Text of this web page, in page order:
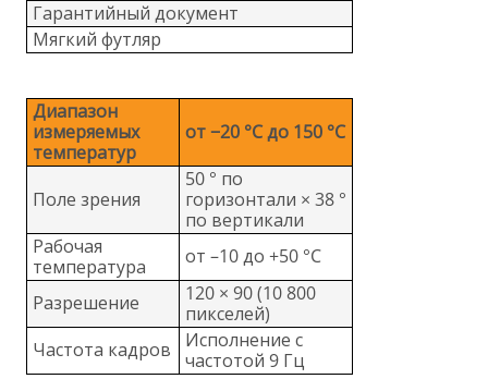
Гарантийный документ
Мягкий футляр
Диапазон
измеряемых
температур
от −20 °C до 150 °C
Поле зрения
50 ° по
горизонтали × 38 °
по вертикали
Рабочая
температура
от –10 до +50 °C
Разрешение
120 × 90 (10 800
пикселей)
Частота кадров
Исполнение с
частотой 9 Гц